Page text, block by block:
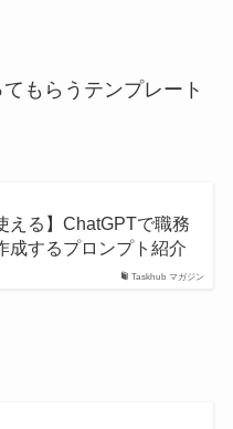
もらうテンプレート
Taskhub マガジン
える】ChatGPTで職務
成するプロンプト紹介